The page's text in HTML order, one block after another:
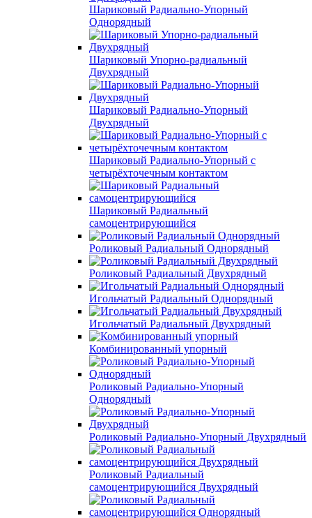
Шариковый Радиально-Упорный
Однорядный
Шариковый Упорно-радиальный
Двухрядный
Шариковый Радиально-Упорный
Двухрядный
Шариковый Радиально-Упорный с
четырёхточечным контактом
Шариковый Радиальный
самоцентрирующийся
Роликовый Радиальный Однорядный
Роликовый Радиальный Двухрядный
Игольчатый Радиальный Однорядный
Игольчатый Радиальный Двухрядный
Комбинированный упорный
Роликовый Радиально-Упорный
Однорядный
Роликовый Радиально-Упорный Двухрядный
Роликовый Радиальный
самоцентрирующийся Двухрядный